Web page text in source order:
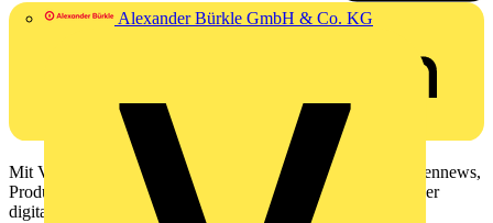
Alexander Bürkle GmbH & Co. KG
Mit Voltimum erhalten Elektrofachkräfte Zugang zu Branchennews,
Produktinformationen, Schulungen und Tools – alles auf einer
digitalen Plattform und Community.